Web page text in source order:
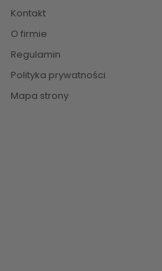
Kontakt
O firmie
Regulamin
Polityka prywatności
Mapa strony